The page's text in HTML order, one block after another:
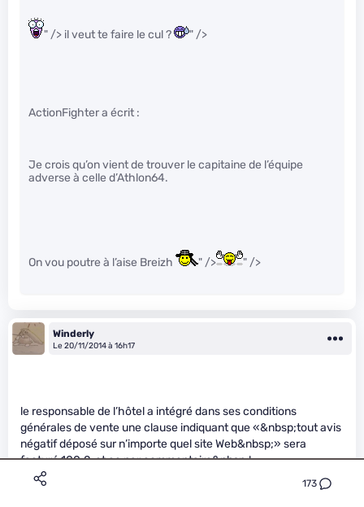
173
" /> il veut te faire le cul ? " />
ActionFighter a écrit :
Je crois qu’on vient de trouver le capitaine de l’équipe
adverse à celle d’Athlon64.
On vou poutre à l’aise Breizh " /> " />
Winderly
Le 20/11/2014 à 16h17
le responsable de l’hôtel a intégré dans ses conditions
générales de vente une clause indiquant que «&nbsp;tout avis
négatif déposé sur n’importe quel site Web&nbsp;» sera
facturé 100 £, et ce par commentaire&nbsp;!